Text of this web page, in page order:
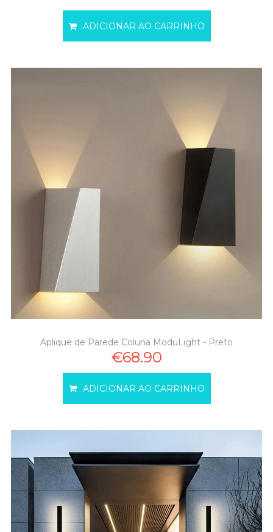
ADICIONAR AO CARRINHO
Aplique de Parede Coluna ModuLight - Preto
€68.90
ADICIONAR AO CARRINHO